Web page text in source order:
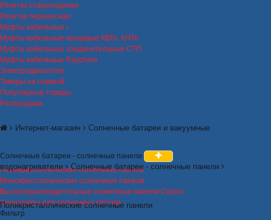
Розетка стационарная
Розетка переносная
Муфты кабельные
Муфты кабельные концевые КВТп, КНТп
Муфты кабельные соединительные СТП
Муфты кабельные Raychem
Электродвигатели
Товары на главной
Популярные товары
Распродажа
Интернет-магазин Солнечные батареи и вакуумные
водонагреватели Солнечные батареи - солнечные панели
Поликристаллические солнечные панели
Солнечные батареи - солнечные панели
Поликристаллические солнечные панели
Монокристаллические солнечные панели
Высокопроизводительные солнечные панели Calyxo
Аксессуары для солнечных систем
Фильтр